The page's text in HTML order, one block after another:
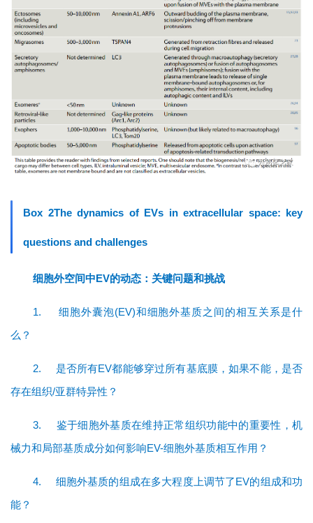
首
资
Box 2The dynamics of EVs in extracellular space: key
questions and challenges
细胞外空间中EV的动态：关键问题和挑战
1.
细胞外囊泡(EV)和细胞外基质之间的相互关系是什
么？
2.
是否所有EV都能够穿过所有基底膜，如果不能，是否
存在组织/亚群特异性？
3.
鉴于细胞外基质在维持正常组织功能中的重要性，机
械力和局部基质成分如何影响EV-细胞外基质相互作用？
4.
细胞外基质的组成在多大程度上调节了EV的组成和功
能？